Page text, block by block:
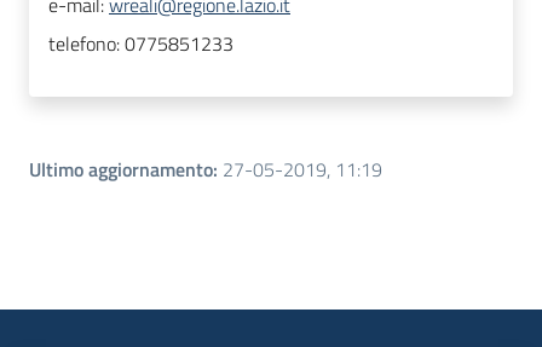
telefono:0775851233
Ultimo aggiornamento: 27-05-2019, 11:19